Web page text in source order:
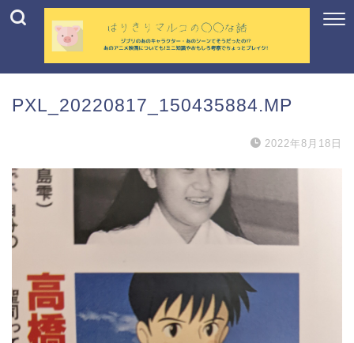
PXL_20220817_150435884.MP
2022年8月18日